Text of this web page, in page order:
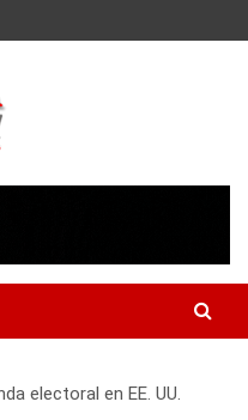
electoral en EE. UU.